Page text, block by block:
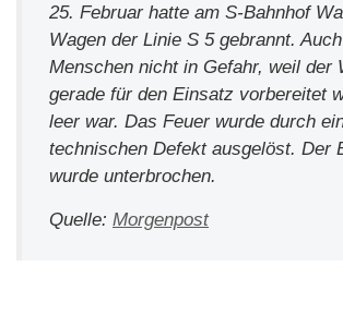
25. Februar hatte am S-Bahnhof
Wagen der Linie S 5 gebrannt.
Menschen nicht in Gefahr, weil der
gerade für den Einsatz vorbereitet
leer war. Das Feuer wurde durch
technischen Defekt ausgelöst. Der
wurde unterbrochen.
Quelle: Morgenpost